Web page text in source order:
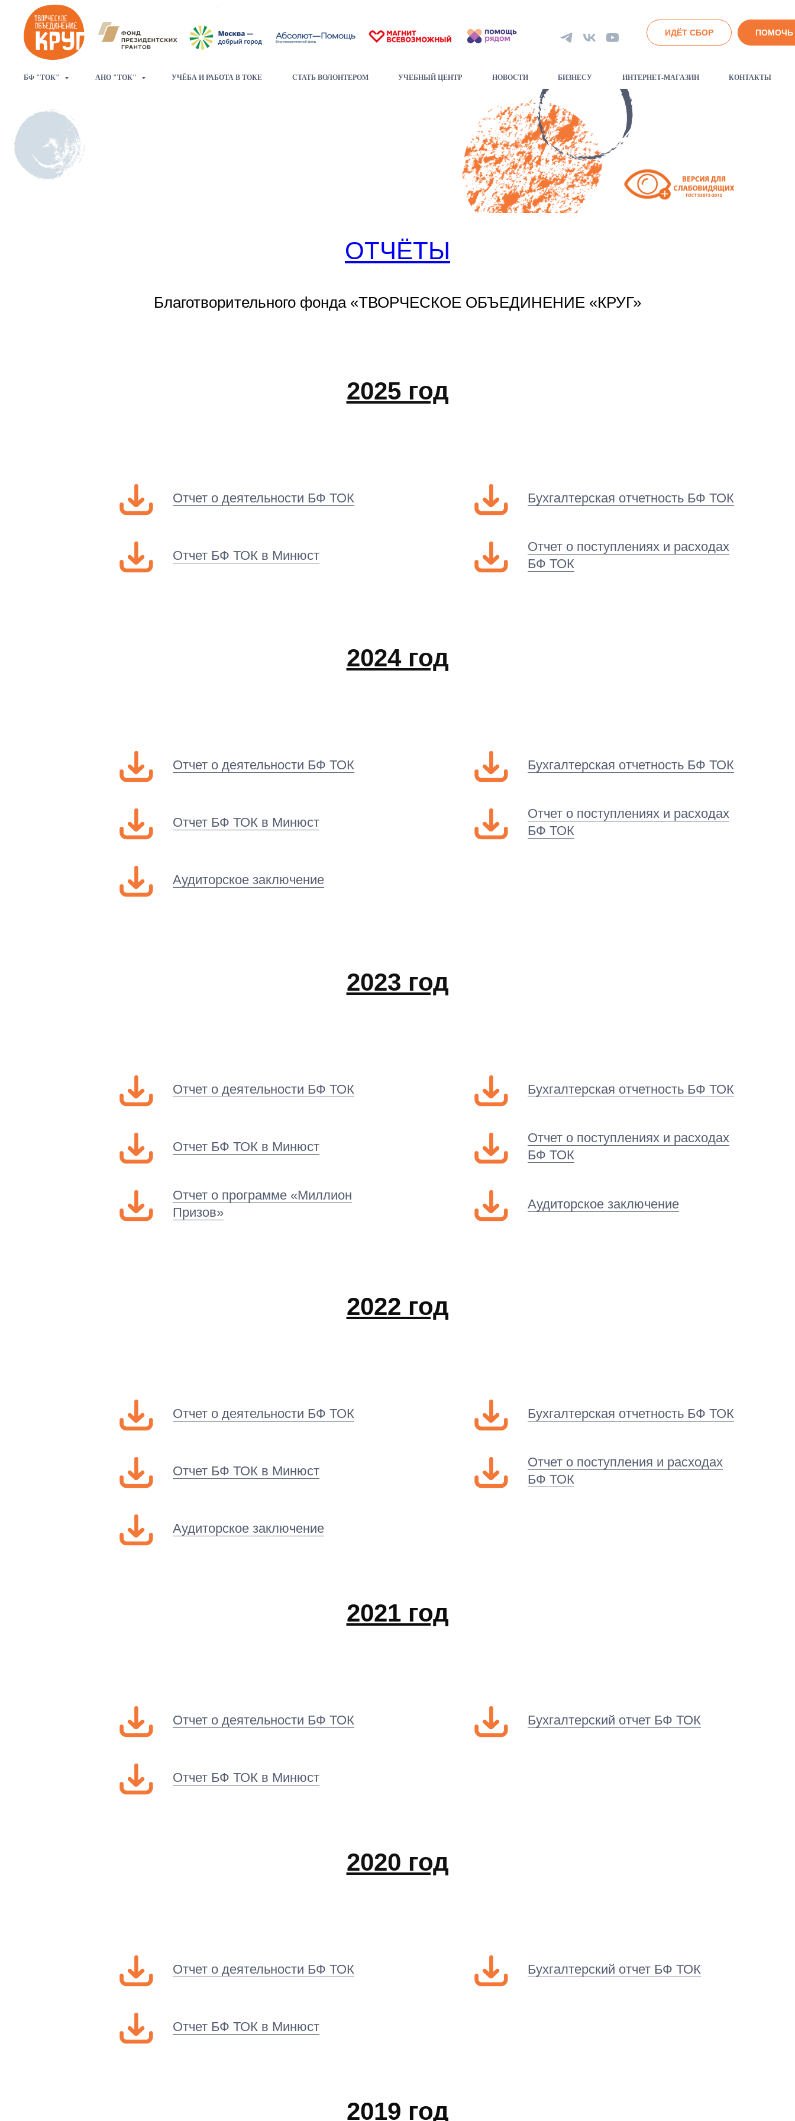
ИДЁТ СБОР ПОМОЧЬ
БФ "ТОК" АНО "ТОК" УЧЁБА И РАБОТА В ТОКЕ СТАТЬ ВОЛОНТЕРОМ УЧЕБНЫЙ ЦЕНТР НОВОСТИ БИЗНЕСУ ИНТЕРНЕТ-МАГАЗИН КОНТАКТЫ
ОТЧЁТЫ
Благотворительного фонда «ТВОРЧЕСКОЕ ОБЪЕДИНЕНИЕ «КРУГ»
2025 год
Отчет о деятельности БФ ТОК Бухгалтерская отчетность БФ ТОК
Отчет БФ ТОК в Минюст
Отчет о поступлениях и расходах
БФ ТОК
2024 год
Отчет о деятельности БФ ТОК Бухгалтерская отчетность БФ ТОК
Отчет БФ ТОК в Минюст
Отчет о поступлениях и расходах
БФ ТОК
Аудиторское заключение
2023 год
Отчет о деятельности БФ ТОК Бухгалтерская отчетность БФ ТОК
Отчет БФ ТОК в Минюст
Отчет о поступлениях и расходах
БФ ТОК
Отчет о программе «Миллион
Призов»
Аудиторское заключение
2022 год
Отчет о деятельности БФ ТОК Бухгалтерская отчетность БФ ТОК
Отчет БФ ТОК в Минюст
Отчет о поступления и расходах
БФ ТОК
Аудиторское заключение
2021 год
Отчет о деятельности БФ ТОК Бухгалтерский отчет БФ ТОК
Отчет БФ ТОК в Минюст
2020 год
Отчет о деятельности БФ ТОК Бухгалтерский отчет БФ ТОК
Отчет БФ ТОК в Минюст
2019 год